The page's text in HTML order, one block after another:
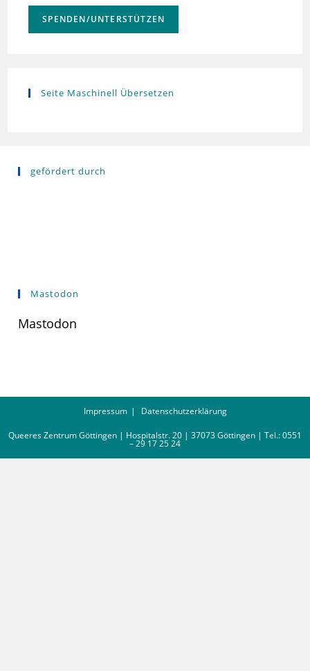
SPENDEN/UNTERSTÜTZEN
Seite Maschinell Übersetzen
gefördert durch
Mastodon
Mastodon
Impressum Datenschutzerklärung
Queeres Zentrum Göttingen | Hospitalstr. 20 | 37073 Göttingen | Tel.: 0551
– 29 17 25 24